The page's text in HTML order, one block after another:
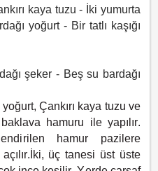
kaya tuzu -
İki yumurta
yoğurt - Bir tatlı kaşığı
şeker - Beş su bardağı
Çankırı kaya tuzu ve
hamuru ile yapılır.
hamur pazilere
İki, üç tanesi üst üste